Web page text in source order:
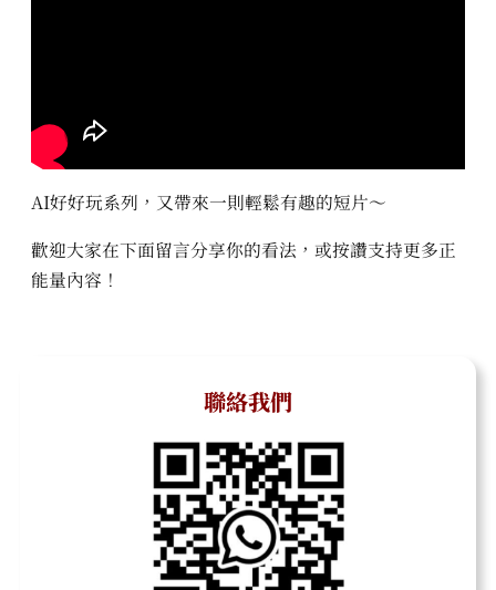
AI好好玩系列，又帶來一則輕鬆有趣的短片～
歡迎大家在下面留言分享你的看法，或按讚支持更多正
能量內容！
聯絡我們